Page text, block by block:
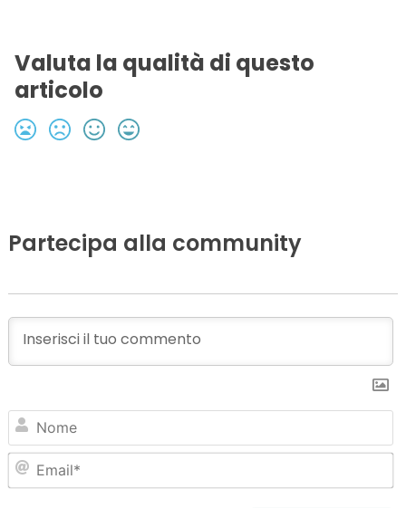
Valuta la qualità di questo
articolo
Partecipa alla community